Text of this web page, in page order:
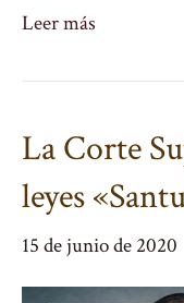
Leer más
La Corte
leyes
15 de junio de 2020